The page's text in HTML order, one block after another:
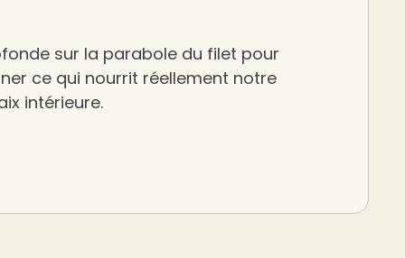
sur la parabole du filet pour
ce qui nourrit réellement notre
intérieure.